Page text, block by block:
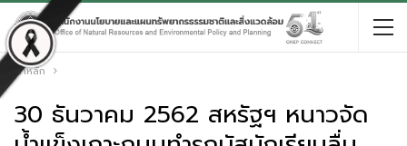
หน้าหลัก
30 ธันวาคม 2562 สหรัฐฯ หนาวจัด